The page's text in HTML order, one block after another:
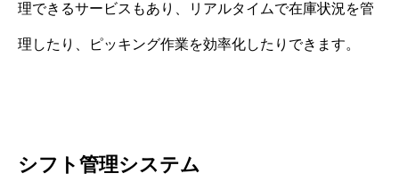
理できるサービスもあり、リアルタイムで在庫状況を管
理したり、ピッキング作業を効率化したりできます。
シフト管理システム